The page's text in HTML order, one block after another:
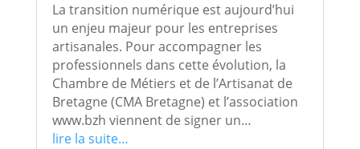
La transition numérique est aujourd’hui
un enjeu majeur pour les entreprises
artisanales. Pour accompagner les
professionnels dans cette évolution, la
Chambre de Métiers et de l’Artisanat de
Bretagne (CMA Bretagne) et l’association
www.bzh viennent de signer un…
lire la suite…